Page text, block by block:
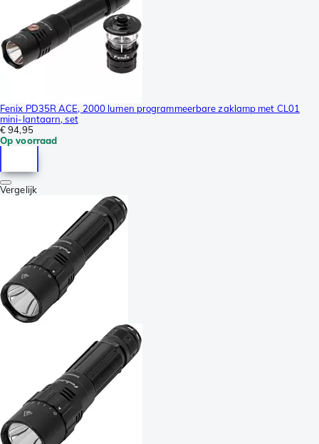
Fenix PD35R ACE, 2000 lumen programmeerbare zaklamp met CL01
mini-lantaarn, set
€ 94,95
Op voorraad
Vergelijk